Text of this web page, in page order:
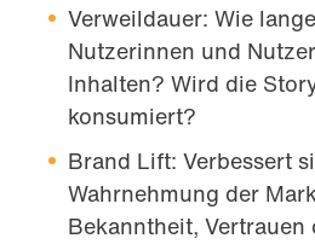
Verweildauer: Wie
Nutzerinnen und
Inhalten? Wird die
konsumiert?
Brand Lift: Verbessert
Wahrnehmung der
Bekanntheit,